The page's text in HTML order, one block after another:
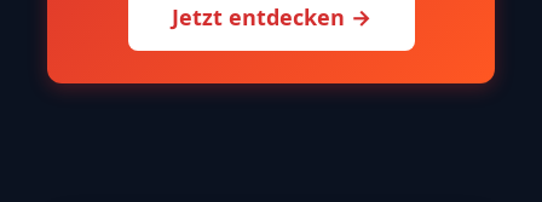
Jetzt entdecken →